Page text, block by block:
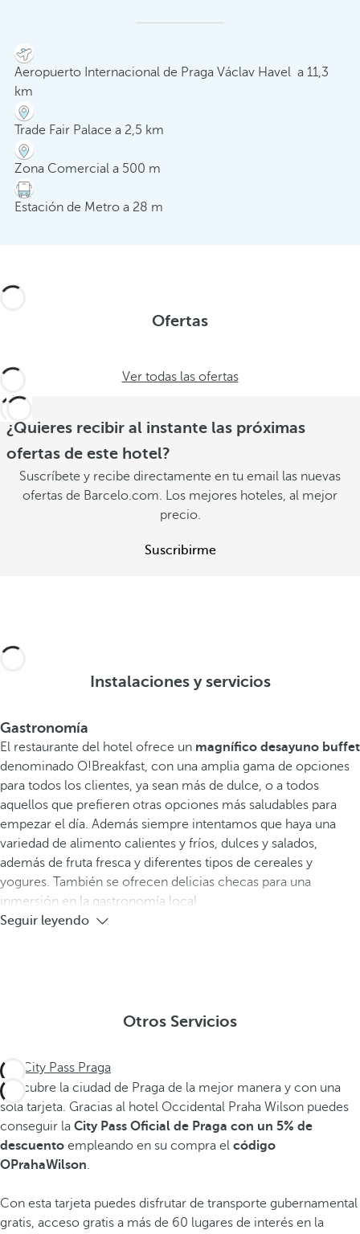
Aeropuerto Internacional de Praga Václav Havel a 11,3
km
Trade Fair Palace a 2,5 km
Zona Comercial a 500 m
Estación de Metro a 28 m
Ofertas
Ver todas las ofertas
¿Quieres recibir al instante las próximas
ofertas de este hotel?
Suscríbete y recibe directamente en tu email las nuevas
ofertas de Barcelo.com. Los mejores hoteles, al mejor
precio.
Suscribirme
Instalaciones y servicios
Gastronomía
El restaurante del hotel ofrece un magnífico desayuno buffet
denominado O!Breakfast, con una amplia gama de opciones
para todos los clientes, ya sean más de dulce, o a todos
aquellos que prefieren otras opciones más saludables para
empezar el día. Además siempre intentamos que haya una
variedad de alimento calientes y fríos, dulces y salados,
además de fruta fresca y diferentes tipos de cereales y
yogures. También se ofrecen delicias checas para una
inmersión en la gastronomía local.
Seguir leyendo
Otros Servicios
City Pass Praga
Descubre la ciudad de Praga de la mejor manera y con una
sola tarjeta. Gracias al hotel Occidental Praha Wilson puedes
conseguir la City Pass Oficial de Praga con un 5% de
descuento empleando en su compra el código
OPrahaWilson.
Con esta tarjeta puedes disfrutar de transporte gubernamental
gratis, acceso gratis a más de 60 lugares de interés en la